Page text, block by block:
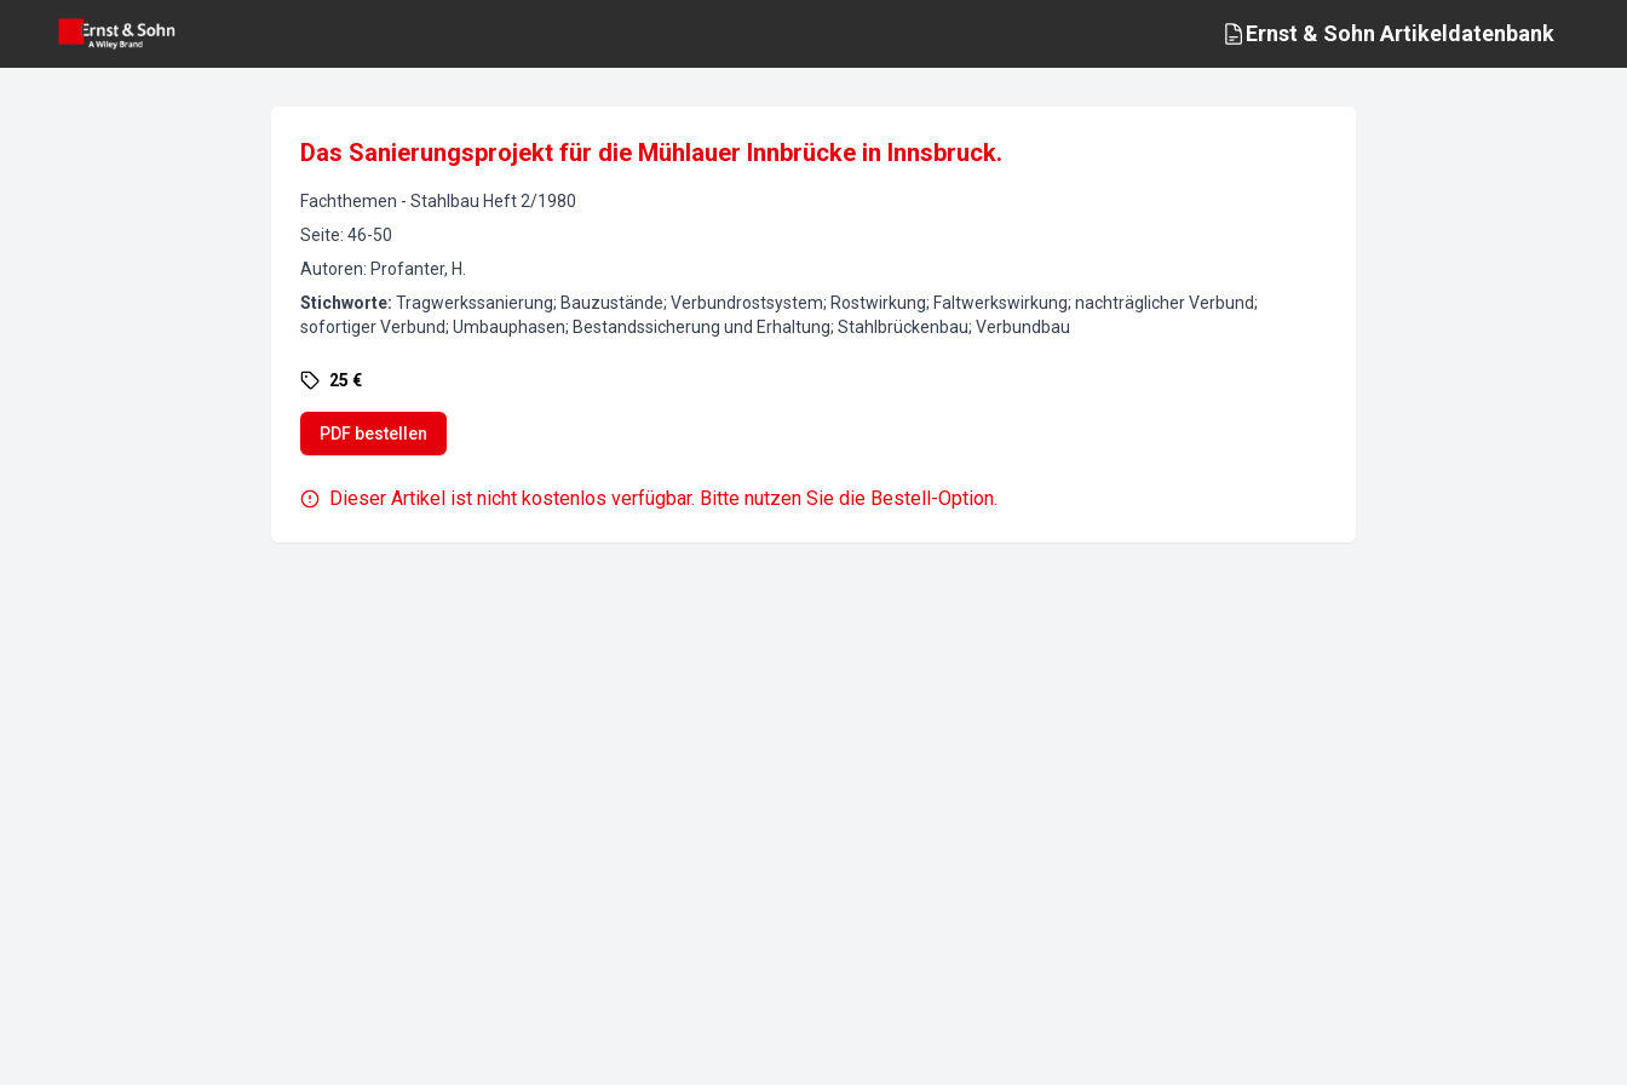
Ernst & Sohn Artikeldatenbank
Das Sanierungsprojekt für die Mühlauer Innbrücke in Innsbruck.
Fachthemen - Stahlbau Heft 2/1980
Seite: 46-50
Autoren: Profanter, H.
Stichworte: Tragwerkssanierung; Bauzustände; Verbundrostsystem; Rostwirkung; Faltwerkswirkung; nachträglicher Verbund;
sofortiger Verbund; Umbauphasen; Bestandssicherung und Erhaltung; Stahlbrückenbau; Verbundbau
25 €
PDF bestellen
Dieser Artikel ist nicht kostenlos verfügbar. Bitte nutzen Sie die Bestell-Option.